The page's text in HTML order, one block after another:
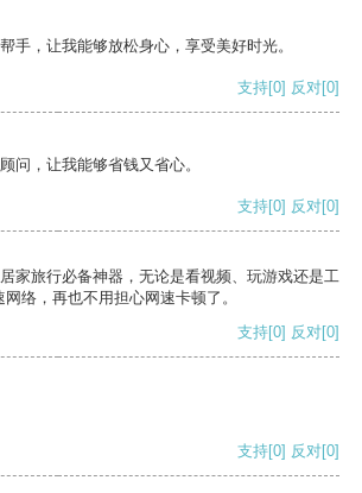
手，让我能够放松身心，享受美好时光。
支持[0] 反对[0]
问，让我能够省钱又省心。
支持[0] 反对[0]
家旅行必备神器，无论是看视频、玩游戏还是工
络，再也不用担心网速卡顿了。
支持[0] 反对[0]
支持[0] 反对[0]